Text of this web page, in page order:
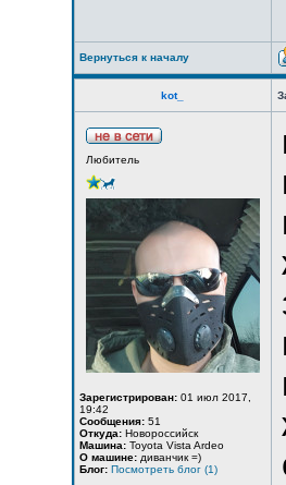
Вернуться к началу
kot_
Любитель
Зарегистрирован: 01 июл 2017,
19:42
Сообщения: 51
Откуда: Новороссийск
Машина: Toyota Vista Ardeo
О машине: диванчик =)
Блог: Посмотреть блог (1)